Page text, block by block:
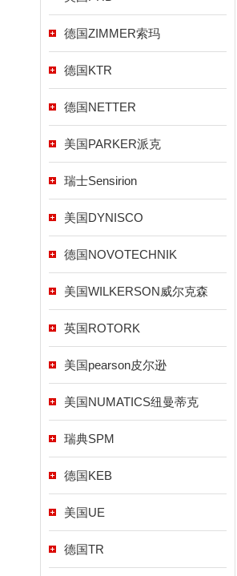
德国ZIMMER索玛
德国KTR
德国NETTER
美国PARKER派克
瑞士Sensirion
美国DYNISCO
德国NOVOTECHNIK
美国WILKERSON威尔克森
英国ROTORK
美国pearson皮尔逊
美国NUMATICS纽曼蒂克
瑞典SPM
德国KEB
美国UE
德国TR